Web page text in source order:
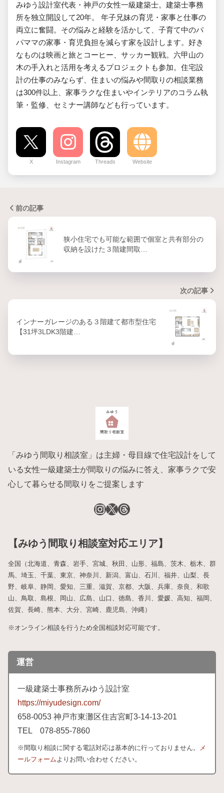
みゆう設計室代表・神戸の女性一級建築士。建築士事務
所を独立開設して20年。 年子兄妹の育児・家事と仕事の
両立に奮闘。その悩みと経験を活かして、子育て中のパ
パママの家事・育児負担を減らす家を設計します。好き
なものは映画と旅とコーヒー、サッカー観戦。六甲山の
木の手入れと活用を考えるプロジェクトも参加。住宅設
計の仕事のみならず、住まいの悩みや間取りの相談業務
は300件以上、家事ラクな住まいやインテリアのコラム執
筆・監修、セミナー講師なども行っています。
X Instagram Threads Website
前の記事
狭小住宅でも可能な範囲で個室と共有部分の
収納を設けた３階建間取…
次の記事
インナーガレージのある３階建て都市型住宅
【31坪3LDK3階建…
「みゆう間取り相談室」は主婦・母目線で住宅設計をして
いる女性一級建築士が間取りの悩みに答え、家事ラクで安
心して暮らせる間取りをご提案します
【みゆう間取り相談室対応エリア】
全国（北海道、青森、岩手、宮城、秋田、山形、福島、茨木、栃木、群
馬、埼玉、千葉、東京、神奈川、新潟、富山、石川、福井、山梨、長
野、岐阜、静岡、愛知、三重、滋賀、京都、大阪、兵庫、奈良、和歌
山、鳥取、島根、岡山、広島、山口、徳島、香川、愛媛、高知、福岡、
佐賀、長崎、熊本、大分、宮崎、鹿児島、沖縄）
※オンライン相談を行うため全国相談対応可能です。
運営
一級建築士事務所みゆう設計室
https://miyudesign.com/
658-0053 神戸市東灘区住吉宮町3-14-13-201
TEL 078-855-7860
※間取り相談に関する電話対応は基本的に行っておりません。
メ
ールフォームよりお問い合わせください。